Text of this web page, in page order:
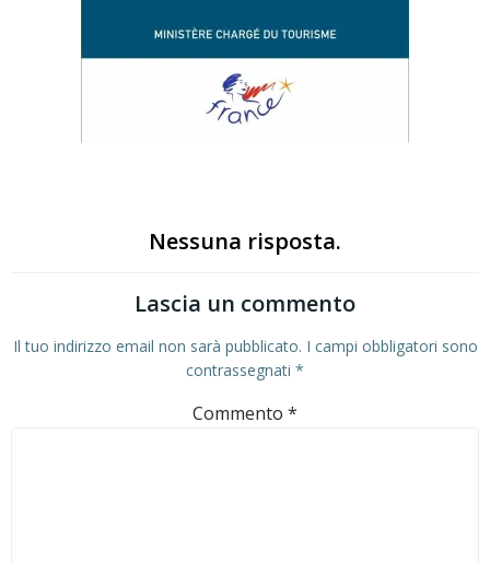
Nessuna risposta.
Lascia un commento
Il tuo indirizzo email non sarà pubblicato. I campi obbligatori sono
contrassegnati *
Commento *